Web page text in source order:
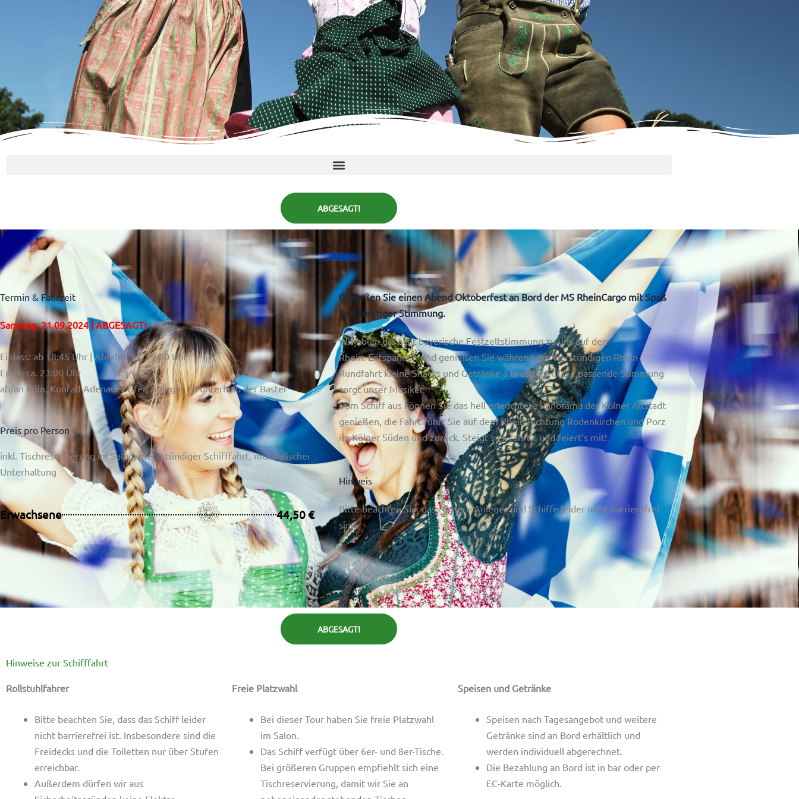
ABGESAGT!
Termin & Fahrzeit
Samstag, 21.09.2024 | ABGESAGT!
Einlass: ab 18:45 Uhr | Abfahrt: ca. 19:00 Uhr
Ende: ca. 23:00 Uhr
ab/an Köln, Konrad-Adenauer Ufer,Anleger 13 unterhalb der Bastei
Preis pro Person
inkl. Tischreservierung im Salon, mehrstündiger Schifffahrt, musikalischer
Unterhaltung
Erwachsene 44,50 €
Genießen Sie einen Abend Oktoberfest an Bord der MS RheinCargo mit Spaß
und zünftiger Stimmung.
Wir holen die echt bayerische Festzeltstimmung zu uns auf den
Rhein.Entspannen und genießen Siewährend der vierstündigen Rhein-
Rundfahrt kleine Snacks und Getränke à la carte.Für die passende Stimmung
sorgt unser Musiker.
Vom Schiff aus können Sie das hell erleuchtete Panorama der Kölner Altstadt
genießen, die Fahrt führt Sie auf dem RheinRichtung Rodenkirchen und Porz
im Kölner Süden und zurück. Steigt’s ei, fahrt’s und feiert’s mit!
Hinweis
Bitte beachten Sie, dassunsere Anleger und Schiffe leider nicht barrierefrei
sind.
ABGESAGT!
Hinweise zur Schifffahrt
Rollstuhlfahrer
Bitte beachten Sie, dass das Schiff leider
nicht barrierefrei ist. Insbesondere sind die
Freidecks und die Toiletten nur über Stufen
erreichbar.
Außerdem dürfen wir aus
Freie Platzwahl
Bei dieser Tour haben Sie freie Platzwahl
im Salon.
Das Schiff verfügt über 6er- und 8er-Tische.
Bei größeren Gruppen empfiehlt sich eine
Tischreservierung, damit wir Sie an
Speisen und Getränke
Speisen nach Tagesangebot und weitere
Getränke sind an Bord erhältlich und
werden individuell abgerechnet.
Die Bezahlung an Bord ist in bar oder per
EC-Karte möglich.